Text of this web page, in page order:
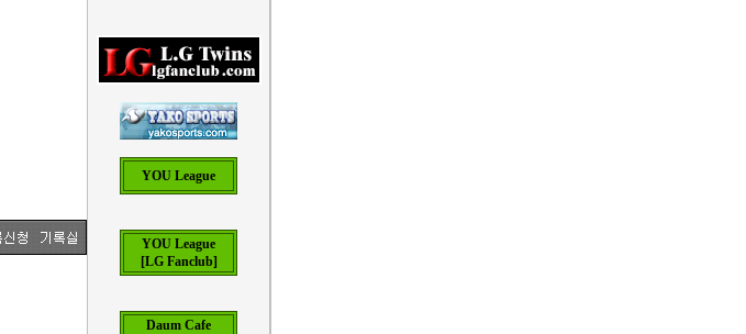
YOU League
YOU League
[LG Fanclub]
Daum Cafe